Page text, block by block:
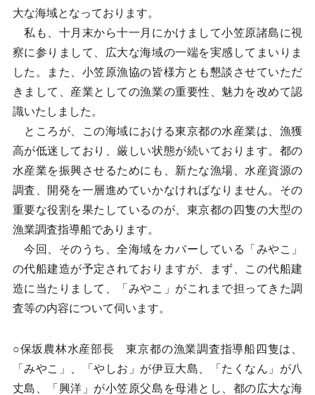
大な海域となっております。
私も、十月末から十一月にかけまして小笠原諸島に視
察に参りまして、広大な海域の一端を実感してまいりま
した。また、小笠原漁協の皆様方とも懇談させていただ
きまして、産業としての漁業の重要性、魅力を改めて認
識いたしました。
ところが、この海域における東京都の水産業は、漁獲
高が低迷しており、厳しい状態が続いております。都の
水産業を振興させるためにも、新たな漁場、水産資源の
調査、開発を一層進めていかなければなりません。その
重要な役割を果たしているのが、東京都の四隻の大型の
漁業調査指導船であります。
今回、そのうち、全海域をカバーしている「みやこ」
の代船建造が予定されておりますが、まず、この代船建
造に当たりまして、「みやこ」がこれまで担ってきた調
査等の内容について伺います。
○保坂農林水産部長 東京都の漁業調査指導船四隻は、
「みやこ」、「やしお」が伊豆大島、「たくなん」が八
丈島、「興洋」が小笠原父島を母港とし、都の広大な海